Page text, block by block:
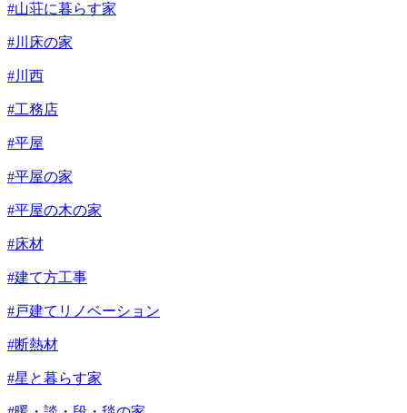
#山荘に暮らす家
#川床の家
#川西
#工務店
#平屋
#平屋の家
#平屋の木の家
#床材
#建て方工事
#戸建てリノベーション
#断熱材
#星と暮らす家